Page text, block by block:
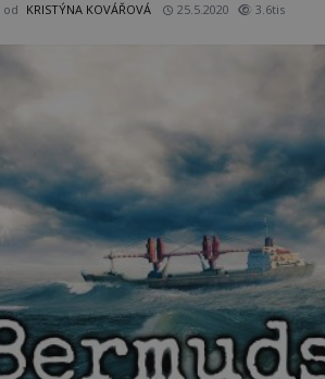
od KRISTÝNA KOVÁŘOVÁ 25.5.2020 3.6tis